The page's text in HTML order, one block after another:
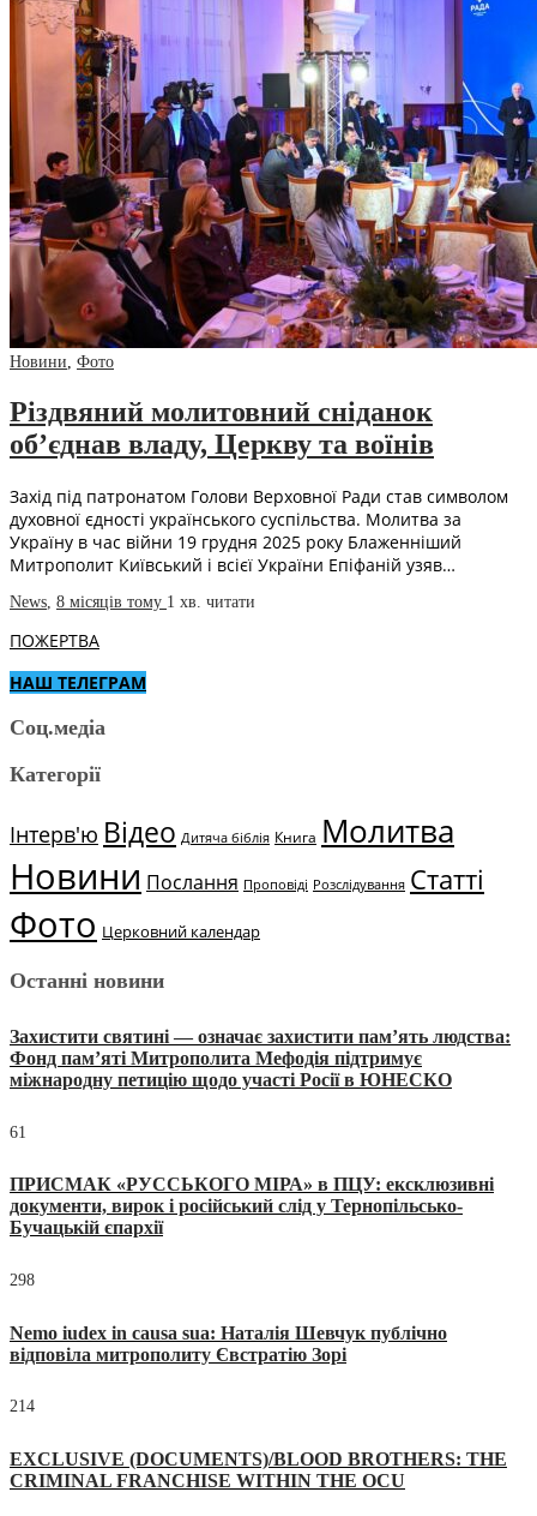
Новини, Фото
Різдвяний молитовний сніданок
об’єднав владу, Церкву та воїнів
Захід під патронатом Голови Верховної Ради став символом
духовної єдності українського суспільства. Молитва за
Україну в час війни 19 грудня 2025 року Блаженніший
Митрополит Київський і всієї України Епіфаній узяв…
News, 8 місяців тому 1 хв. читати
ПОЖЕРТВА
НАШ ТЕЛЕГРАМ
Соц.медіа
Категорії
Інтерв'ю Відео Дитяча біблія Книга Молитва
Новини Послання Проповіді Розслідування Статті
Фото Церковний календар
Останні новини
Захистити святині — означає захистити пам’ять людства:
Фонд пам’яті Митрополита Мефодія підтримує
міжнародну петицію щодо участі Росії в ЮНЕСКО
61
ПРИСМАК «РУССЬКОГО МІРА» в ПЦУ: ексклюзивні
документи, вирок і російський слід у Тернопільсько-
Бучацькій єпархії
298
Nemo iudex in causa sua: Наталія Шевчук публічно
відповіла митрополиту Євстратію Зорі
214
EXCLUSIVE (DOCUMENTS)/BLOOD BROTHERS: THE
CRIMINAL FRANCHISE WITHIN THE OCU